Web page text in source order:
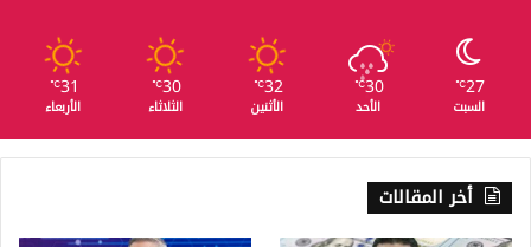
27
℃
السبت
30
℃
الأحد
32
℃
الأثنين
30
℃
الثلاثاء
31
℃
الأربعاء
أخر المقالات